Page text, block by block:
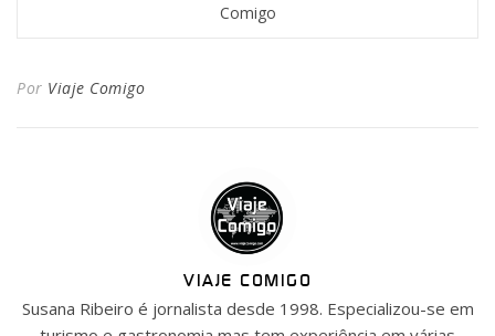
Comigo
Por Viaje Comigo
VIAJE COMIGO
Susana Ribeiro é jornalista desde 1998. Especializou-se em